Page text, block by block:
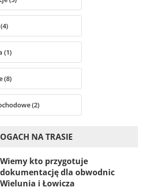
(1)
(8)
(2)
NA TRASIE
Wiemy kto przygotuje
dokumentację dla obwodnic
Wielunia i Łowicza